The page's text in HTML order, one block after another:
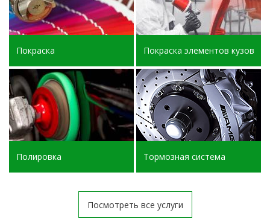
Покраска Покраска элементов кузова
Полировка Тормозная система
Посмотреть все услуги